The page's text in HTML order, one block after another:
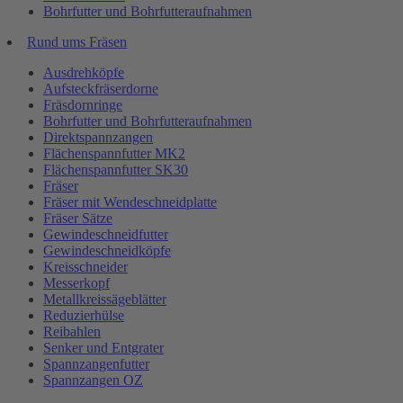
Bohrfutter und Bohrfutteraufnahmen
Rund ums Fräsen
Ausdrehköpfe
Aufsteckfräserdorne
Fräsdornringe
Bohrfutter und Bohrfutteraufnahmen
Direktspannzangen
Flächenspannfutter MK2
Flächenspannfutter SK30
Fräser
Fräser mit Wendeschneidplatte
Fräser Sätze
Gewindeschneidfutter
Gewindeschneidköpfe
Kreisschneider
Messerkopf
Metallkreissägeblätter
Reduzierhülse
Reibahlen
Senker und Entgrater
Spannzangenfutter
Spannzangen OZ